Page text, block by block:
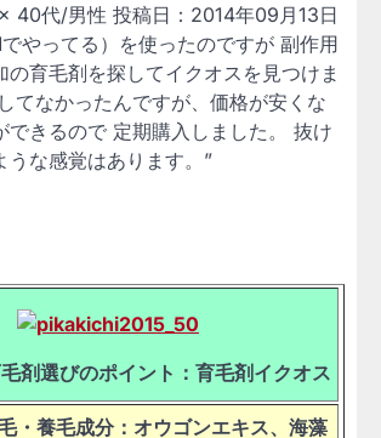
40代/男性 投稿日：2014年09月13日
やってる）を使ったのですが 副作用
の育毛剤を探してイクオスを見つけま
てなかったんですが、価格が安くな
できるので 定期購入しました。 抜け
うな感覚はあります。”
剤選びのポイント：育毛剤イクオス
・養毛成分：オウゴンエキス、海藻